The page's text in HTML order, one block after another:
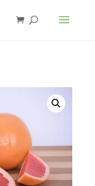
Food
Installer